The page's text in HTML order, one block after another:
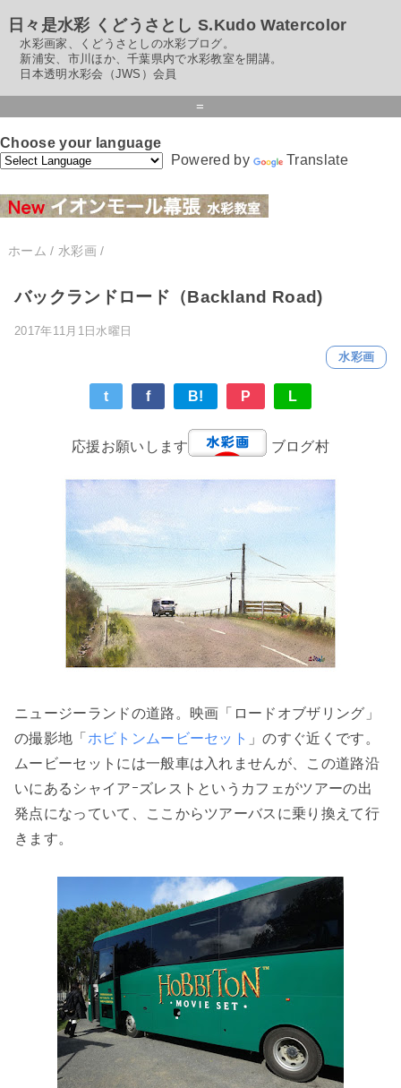
日々是水彩 くどうさとし S.Kudo Watercolor
水彩画家、くどうさとしの水彩ブログ。
新浦安、市川ほか、千葉県内で水彩教室を開講。
日本透明水彩会（JWS）会員
=
Choose your language
Powered by
Translate
ホーム / 水彩画 /
バックランドロード（Backland Road)
2017年11月1日水曜日
水彩画
t f B! P L
応援お願いします ブログ村
ニュージーランドの道路。映画「ロードオブザリング」
の撮影地「 ホビトンムービーセット 」のすぐ近くです。
ムービーセットには一般車は入れませんが、この道路沿
いにあるシャイアｰズレストというカフェがツアーの出
発点になっていて、ここからツアーバスに乗り換えて行
きます。